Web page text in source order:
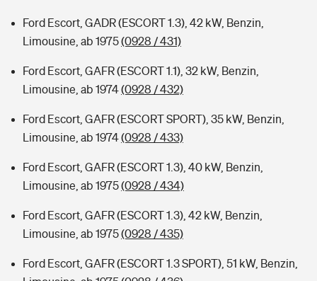
Ford Escort, GADR (ESCORT 1.3), 42 kW, Benzin,
Limousine, ab 1975(0928 / 431)
Ford Escort, GAFR (ESCORT 1.1), 32 kW, Benzin,
Limousine, ab 1974(0928 / 432)
Ford Escort, GAFR (ESCORT SPORT), 35 kW, Benzin,
Limousine, ab 1974(0928 / 433)
Ford Escort, GAFR (ESCORT 1.3), 40 kW, Benzin,
Limousine, ab 1975(0928 / 434)
Ford Escort, GAFR (ESCORT 1.3), 42 kW, Benzin,
Limousine, ab 1975(0928 / 435)
Ford Escort, GAFR (ESCORT 1.3 SPORT), 51 kW, Benzin,